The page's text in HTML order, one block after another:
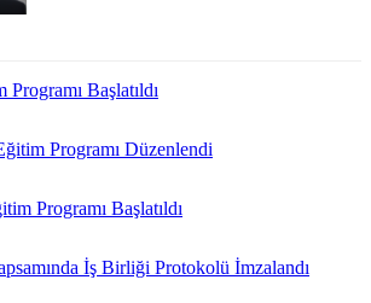
Programı Başlatıldı
Programı Düzenlendi
Programı Başlatıldı
İş Birliği Protokolü İmzalandı